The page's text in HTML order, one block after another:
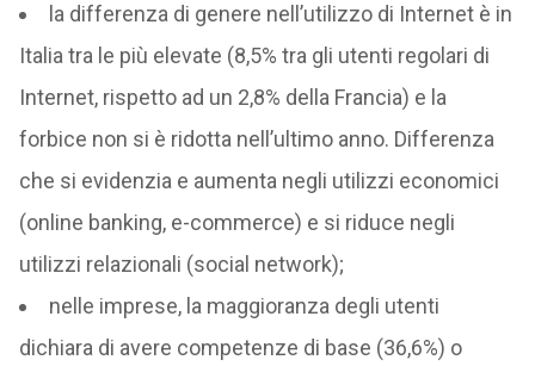
la differenza di genere nell’utilizzo di Internet è in
Italia tra le più elevate (8,5% tra gli utenti regolari di
Internet, rispetto ad un 2,8% della Francia) e la
forbice non si è ridotta nell’ultimo anno. Differenza
che si evidenzia e aumenta negli utilizzi economici
(online banking, e-commerce) e si riduce negli
utilizzi relazionali (social network);
nelle imprese, la maggioranza degli utenti
dichiara di avere competenze di base (36,6%) o